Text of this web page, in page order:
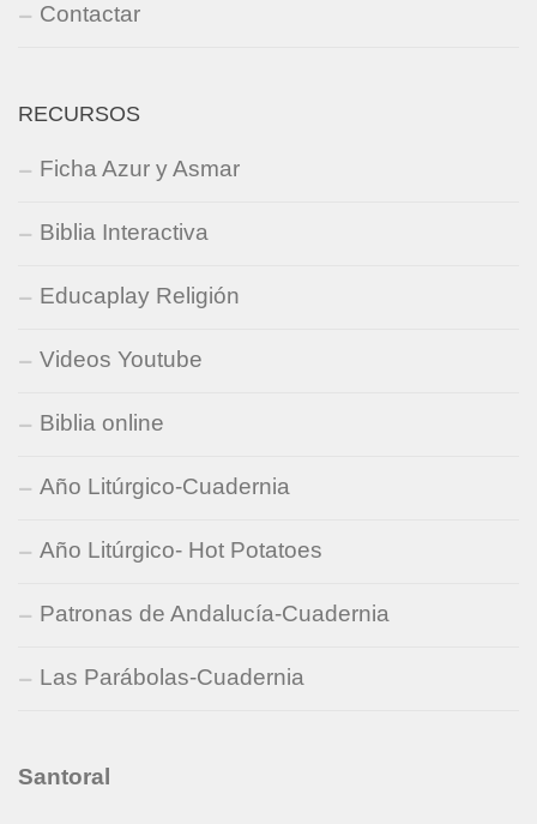
Contactar
RECURSOS
Ficha Azur y Asmar
Biblia Interactiva
Educaplay Religión
Videos Youtube
Biblia online
Año Litúrgico-Cuadernia
Año Litúrgico- Hot Potatoes
Patronas de Andalucía-Cuadernia
Las Parábolas-Cuadernia
Santoral